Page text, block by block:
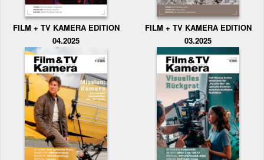
FILM + TV KAMERA EDITION
04.2025
FILM + TV KAMERA EDITION
03.2025